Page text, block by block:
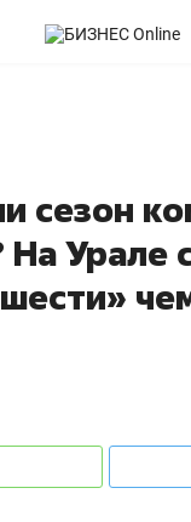
сезон
Урале